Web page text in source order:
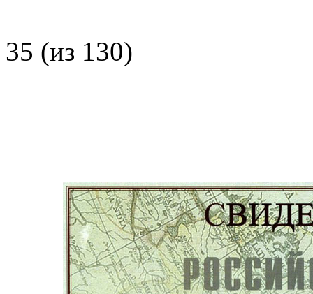
35 (из 130)